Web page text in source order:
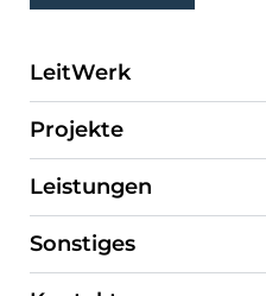
LeitWerk
Projekte
Leistungen
Sonstiges